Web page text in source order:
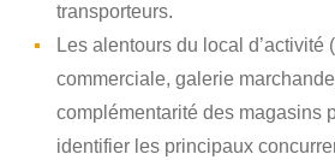
transporteurs.
Les alentours du local d’activité
commerciale, galerie
complémentarité des magasins
identifier les principaux